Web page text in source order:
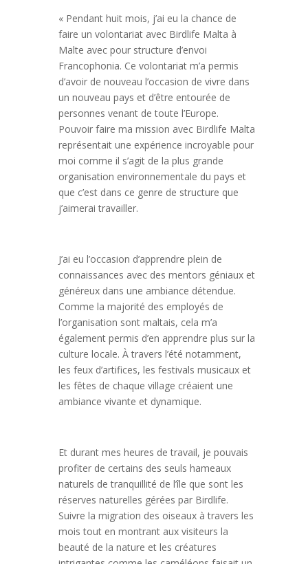
« Pendant huit mois, j’ai eu la chance de
faire un volontariat avec Birdlife Malta à
Malte avec pour structure d’envoi
Francophonia. Ce volontariat m’a permis
d’avoir de nouveau l’occasion de vivre dans
un nouveau pays et d’être entourée de
personnes venant de toute l’Europe.
Pouvoir faire ma mission avec Birdlife Malta
représentait une expérience incroyable pour
moi comme il s’agit de la plus grande
organisation environnementale du pays et
que c’est dans ce genre de structure que
j’aimerai travailler.
J’ai eu l’occasion d’apprendre plein de
connaissances avec des mentors géniaux et
généreux dans une ambiance détendue.
Comme la majorité des employés de
l’organisation sont maltais, cela m’a
également permis d’en apprendre plus sur la
culture locale. À travers l’été notamment,
les feux d’artifices, les festivals musicaux et
les fêtes de chaque village créaient une
ambiance vivante et dynamique.
Et durant mes heures de travail, je pouvais
profiter de certains des seuls hameaux
naturels de tranquillité de l’île que sont les
réserves naturelles gérées par Birdlife.
Suivre la migration des oiseaux à travers les
mois tout en montrant aux visiteurs la
beauté de la nature et les créatures